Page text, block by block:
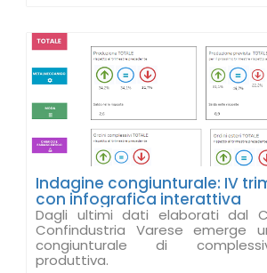
Indagine congiunturale: IV
con infografica interattiva
Dagli ultimi dati elaborati dal
Confindustria Varese emerge
congiunturale di
produttiva.